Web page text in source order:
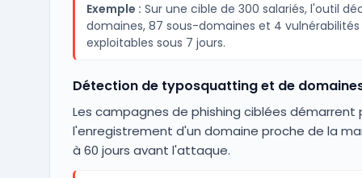
Exemple : Sur une cible de 300 salariés, l'outil
domaines, 87 sous-domaines et 4
exploitables sous 7 jours.
Détection de typosquatting et de
Les campagnes de phishing ciblées démarrent
l'enregistrement d'un domaine proche de la
à 60 jours avant l'attaque.